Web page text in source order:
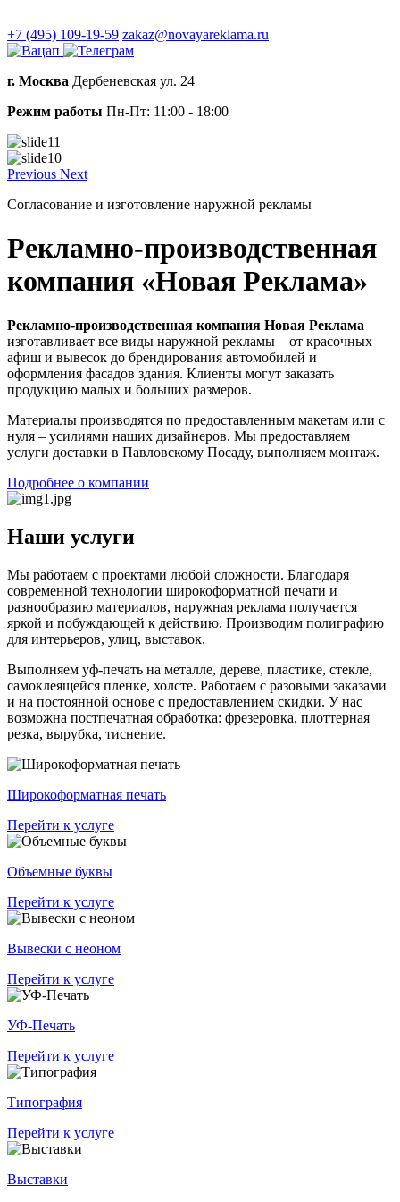
+7 (495) 109-19-59 zakaz@novayareklama.ru
г. Москва Дербеневская ул. 24
Режим работы Пн-Пт: 11:00 - 18:00
Previous Next
Cогласование и изготовление наружной рекламы
Рекламно-производственная
компания «Новая Реклама»
Рекламно-производственная компания Новая Реклама
изготавливает все виды наружной рекламы – от красочных
афиш и вывесок до брендирования автомобилей и
оформления фасадов здания. Клиенты могут заказать
продукцию малых и больших размеров.
Материалы производятся по предоставленным макетам или с
нуля – усилиями наших дизайнеров. Мы предоставляем
услуги доставки в Павловскому Посаду, выполняем монтаж.
Подробнее о компании
Наши услуги
Мы работаем с проектами любой сложности. Благодаря
современной технологии широкоформатной печати и
разнообразию материалов, наружная реклама получается
яркой и побуждающей к действию. Производим полиграфию
для интерьеров, улиц, выставок.
Выполняем уф-печать на металле, дереве, пластике, стекле,
самоклеящейся пленке, холсте. Работаем с разовыми заказами
и на постоянной основе с предоставлением скидки. У нас
возможна постпечатная обработка: фрезеровка, плоттерная
резка, вырубка, тиснение.
Широкоформатная печать
Перейти к услуге
Объемные буквы
Перейти к услуге
Вывески с неоном
Перейти к услуге
УФ-Печать
Перейти к услуге
Типография
Перейти к услуге
Выставки